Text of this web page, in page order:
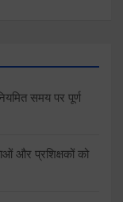
समय पर पूर्ण
और प्रशिक्षकों को